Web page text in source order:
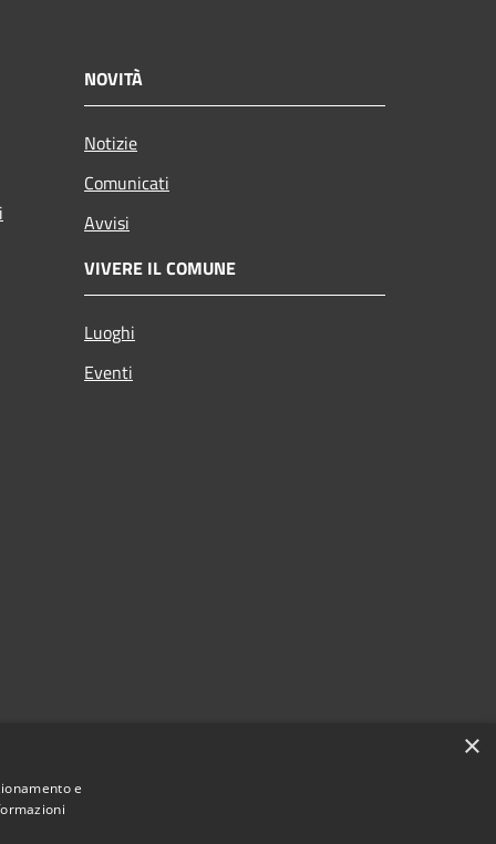
NOVITÀ
Notizie
Comunicati
Avvisi
VIVERE IL COMUNE
Luoghi
Eventi
×
e